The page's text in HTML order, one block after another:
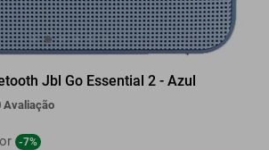
Jbl Go Essential 2 - Azul
-7%